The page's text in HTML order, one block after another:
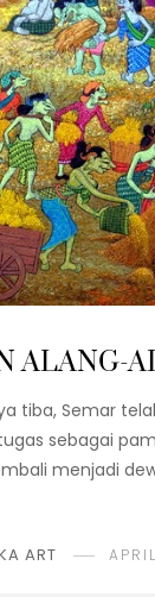
ALANG-
tiba, Semar
sebagai
menjadi
ART